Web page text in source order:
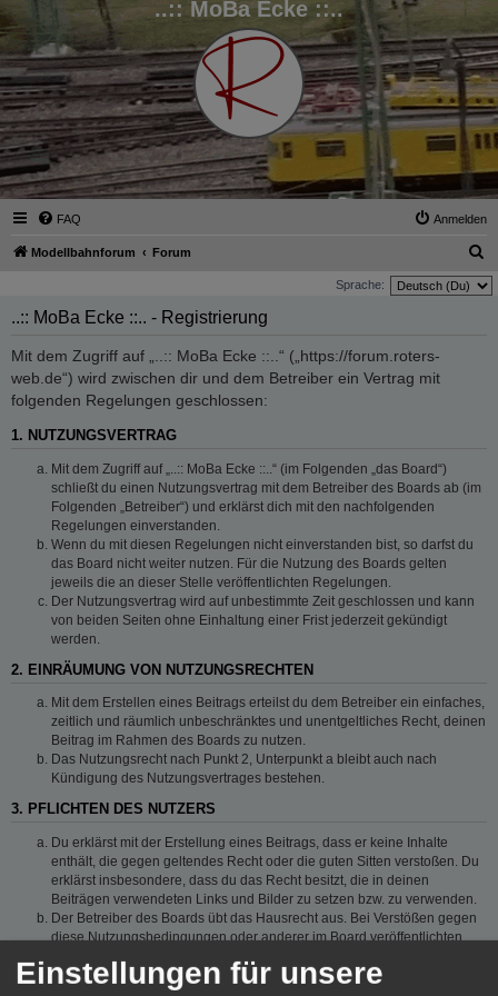
..:: MoBa Ecke ::..
FAQ Anmelden
Modellbahnforum Forum
u
Sprache:
..:: MoBa Ecke ::.. - Registrierung
Mit dem Zugriff auf „..:: MoBa Ecke ::..“ („https://forum.roters-
web.de“) wird zwischen dir und dem Betreiber ein Vertrag mit
folgenden Regelungen geschlossen:
1. NUTZUNGSVERTRAG
Mit dem Zugriff auf „..:: MoBa Ecke ::..“ (im Folgenden „das Board“)
schließt du einen Nutzungsvertrag mit dem Betreiber des Boards ab (im
Folgenden „Betreiber“) und erklärst dich mit den nachfolgenden
Regelungen einverstanden.
Wenn du mit diesen Regelungen nicht einverstanden bist, so darfst du
das Board nicht weiter nutzen. Für die Nutzung des Boards gelten
jeweils die an dieser Stelle veröffentlichten Regelungen.
Der Nutzungsvertrag wird auf unbestimmte Zeit geschlossen und kann
von beiden Seiten ohne Einhaltung einer Frist jederzeit gekündigt
werden.
2. EINRÄUMUNG VON NUTZUNGSRECHTEN
Mit dem Erstellen eines Beitrags erteilst du dem Betreiber ein einfaches,
zeitlich und räumlich unbeschränktes und unentgeltliches Recht, deinen
Beitrag im Rahmen des Boards zu nutzen.
Das Nutzungsrecht nach Punkt 2, Unterpunkt a bleibt auch nach
Kündigung des Nutzungsvertrages bestehen.
3. PFLICHTEN DES NUTZERS
Du erklärst mit der Erstellung eines Beitrags, dass er keine Inhalte
enthält, die gegen geltendes Recht oder die guten Sitten verstoßen. Du
erklärst insbesondere, dass du das Recht besitzt, die in deinen
Beiträgen verwendeten Links und Bilder zu setzen bzw. zu verwenden.
Der Betreiber des Boards übt das Hausrecht aus. Bei Verstößen gegen
diese Nutzungsbedingungen oder anderer im Board veröffentlichten
dauerhaft von der Nutzung dieses Boards ausschließen und dir ein
Einstellungen für unsere